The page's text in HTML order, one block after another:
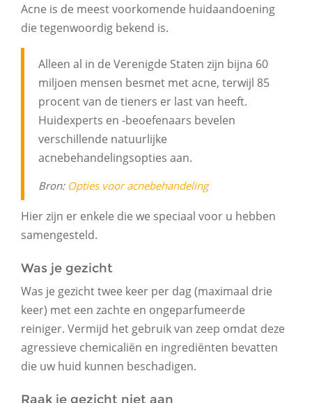
Acne is de meest voorkomende huidaandoening
die tegenwoordig bekend is.
Alleen al in de Verenigde Staten zijn bijna 60
miljoen mensen besmet met acne, terwijl 85
procent van de tieners er last van heeft.
Huidexperts en -beoefenaars bevelen
verschillende natuurlijke
acnebehandelingsopties aan.
Bron: Opties voor acnebehandeling
Hier zijn er enkele die we speciaal voor u hebben
samengesteld.
Was je gezicht
Was je gezicht twee keer per dag (maximaal drie
keer) met een zachte en ongeparfumeerde
reiniger. Vermijd het gebruik van zeep omdat deze
agressieve chemicaliën en ingrediënten bevatten
die uw huid kunnen beschadigen.
Raak je gezicht niet aan